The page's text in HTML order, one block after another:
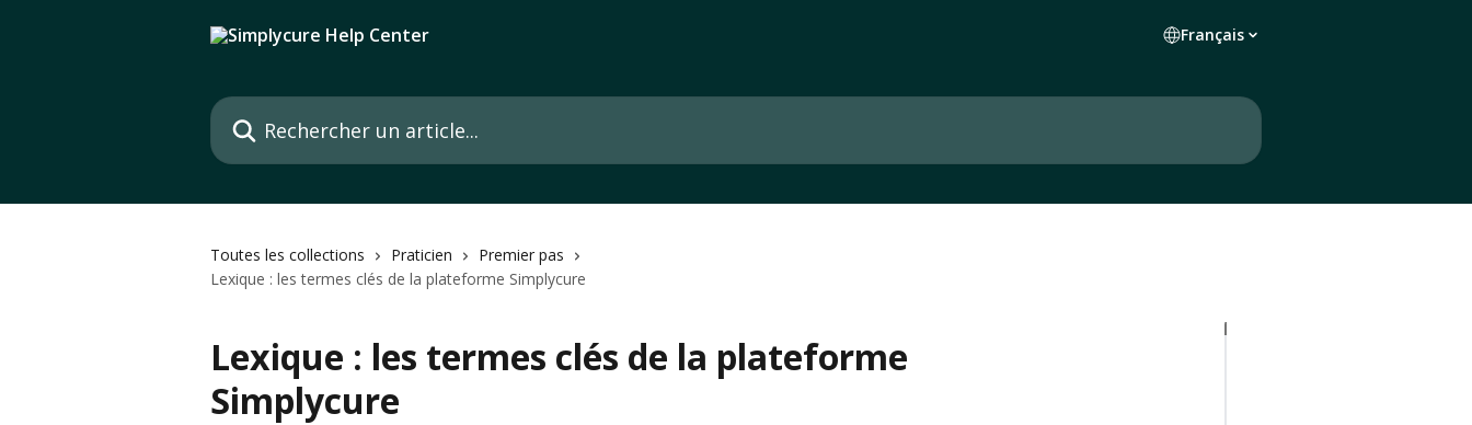
Français
Rechercher un article...
Toutes les collections Praticien
Premier pas
Lexique : les termes clés de la plateforme Simplycure
Lexique : les termes clés de la plateforme
Simplycure